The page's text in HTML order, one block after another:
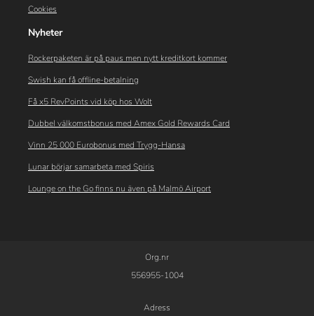
Cookies
Nyheter
Rockerpaketen är på paus men nytt kreditkort kommer
Swish kan få offline-betalning
Få x5 RevPoints vid köp hos Wolt
Dubbel välkomstbonus med Amex Gold Rewards Card
Vinn 25 000 Eurobonus med Trygg-Hansa
Lunar börjar samarbeta med Spiris
Lounge on the Go finns nu även på Malmö Airport
Org.nr
556955-1004
Adress